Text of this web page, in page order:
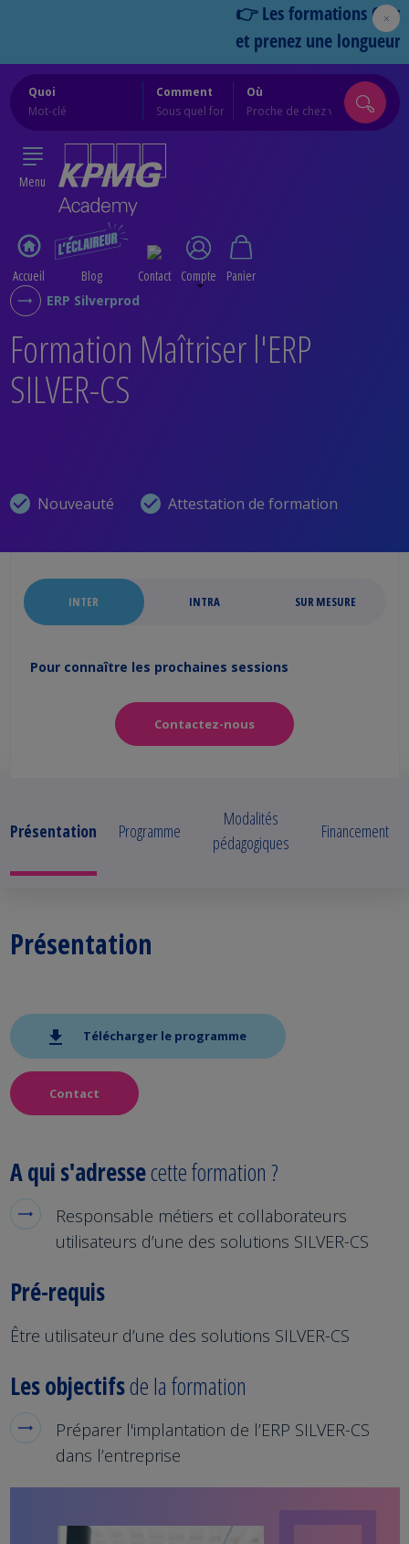
👉 Les formations Cercles
et prenez une longueur
Quoi Comment Où
Menu
Accueil Blog Contact Compte
Panier
ERP Silverprod
Formation Maîtriser l'ERP
SILVER-CS
Nouveauté Attestation de formation
INTER INTRA SUR MESURE
Pour connaître les prochaines sessions
Contactez-nous
Présentation Programme
Modalités
pédagogiques
Financement
Présentation
Télécharger le programme
Contact
A qui s'adressecette formation ?
Responsable métiers et collaborateurs
utilisateurs d’une des solutions SILVER-CS
Pré-requis
Être utilisateur d’une des solutions SILVER-CS
Les objectifsde la formation
Préparer l'implantation de l’ERP SILVER-CS
dans l’entreprise